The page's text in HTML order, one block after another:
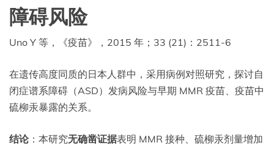
障碍风险
Uno Y 等，《疫苗》，2015 年；33 (21)：2511-6
在遗传高度同质的日本人群中，采用病例对照研究，探讨自
闭症谱系障碍（ASD）发病风险与早期 MMR 疫苗、疫苗中
硫柳汞暴露的关系。
结论：本研究无确凿证据表明 MMR 接种、硫柳汞剂量增加